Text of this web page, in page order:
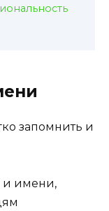
запомнить и
и имени,